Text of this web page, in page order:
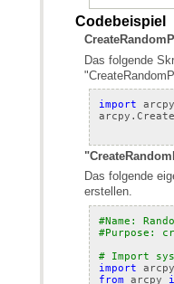
Codebeispiel
import arcpy
arcpy .
erstellen.
#Name:
#Purpose:
# Import
import arcpy
from arcpy